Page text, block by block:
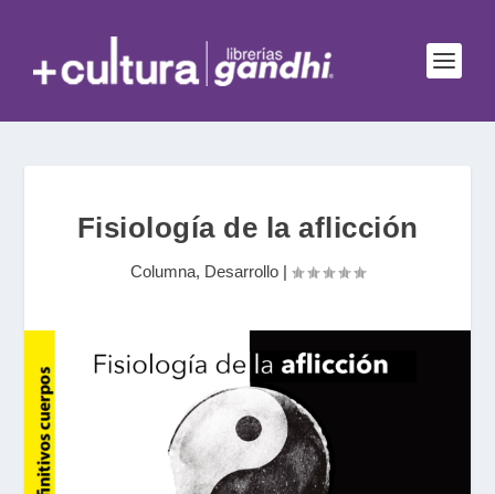
Fisiología de la aflicción
Columna, Desarrollo |